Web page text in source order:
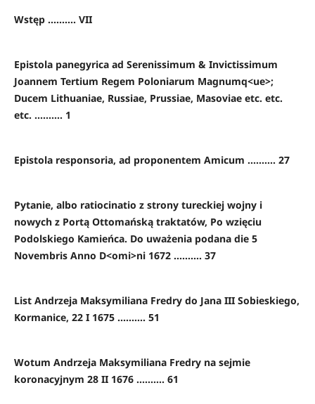
Wstęp .......... VII
Epistola panegyrica ad Serenissimum & Invictissimum
Joannem Tertium Regem Poloniarum Magnumq<ue>;
Ducem Lithuaniae, Russiae, Prussiae, Masoviae etc. etc.
etc. .......... 1
Epistola responsoria, ad proponentem Amicum .......... 27
Pytanie, albo ratiocinatio z strony tureckiej wojny i
nowych z Portą Ottomańską traktatów, Po wzięciu
Podolskiego Kamieńca. Do uważenia podana die 5
Novembris Anno D<omi>ni 1672 .......... 37
List Andrzeja Maksymiliana Fredry do Jana III Sobieskiego,
Kormanice, 22 I 1675 .......... 51
Wotum Andrzeja Maksymiliana Fredry na sejmie
koronacyjnym 28 II 1676 .......... 61